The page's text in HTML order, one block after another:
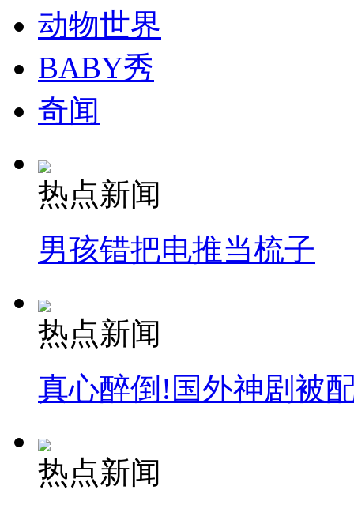
司机酒驾遇交警 急速倒车逃窜
动物世界
BABY秀
奇闻
热点新闻
男孩错把电推当梳子
热点新闻
真心醉倒!国外神剧被
热点新闻